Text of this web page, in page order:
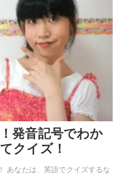
発音記号でわか
クイズ！
あなたは、英語でクイズするな